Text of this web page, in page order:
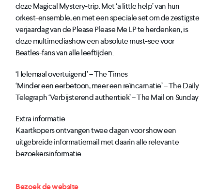
deze Magical Mystery-trip. Met ‘a little help’ van hun
orkest-ensemble, en met een speciale set om de zestigste
verjaardag van de Please Please Me LP te herdenken, is
deze multimediashow een absolute must-see voor
Beatles-fans van alle leeftijden.
‘Helemaal overtuigend’ – The Times
‘Minder een eerbetoon, meer een reïncarnatie’ – The Daily
Telegraph ‘Verbijsterend authentiek’ – The Mail on Sunday
Extra informatie
Kaartkopers ontvangen twee dagen voor show een
uitgebreide informatiemail met daarin alle relevante
bezoekersinformatie.
Bezoek de website